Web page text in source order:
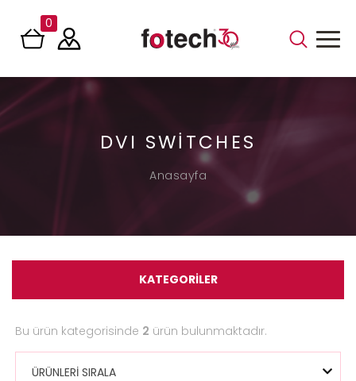
0
DVI SWITCHES
Anasayfa
KATEGORİLER
Bu ürün kategorisinde 2 ürün bulunmaktadır.
ÜRÜNLERİ SIRALA